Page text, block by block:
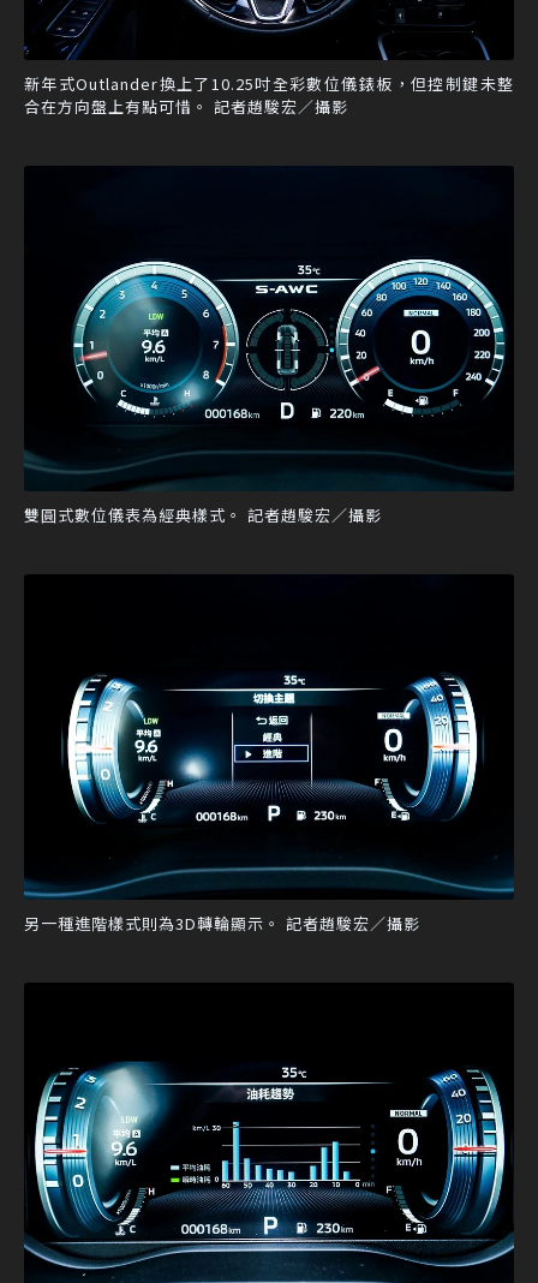
新年式Outlander換上了10.25吋全彩數位儀錶板，但控制鍵未整
合在方向盤上有點可惜。 記者趙駿宏／攝影
雙圓式數位儀表為經典樣式。 記者趙駿宏／攝影
另一種進階樣式則為3D轉輪顯示。 記者趙駿宏／攝影